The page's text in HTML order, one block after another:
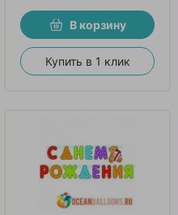
В корзину
Купить в 1 клик